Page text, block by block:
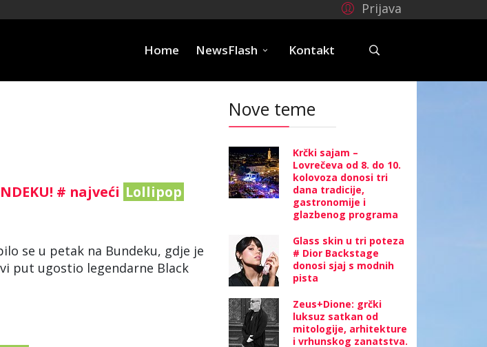
Prijava
Home NewsFlash Kontakt
# najveći Lollipop
se u petak na Bundeku, gdje je
put ugostio legendarne Black
Nove teme
Krčki sajam –
Lovrečeva od 8. do 10.
kolovoza donosi tri
dana tradicije,
gastronomije i
glazbenog programa
Glass skin u tri poteza
# Dior Backstage
donosi sjaj s modnih
pista
Zeus+Dione: grčki
luksuz satkan od
mitologije, arhitekture
i vrhunskog zanatstva.